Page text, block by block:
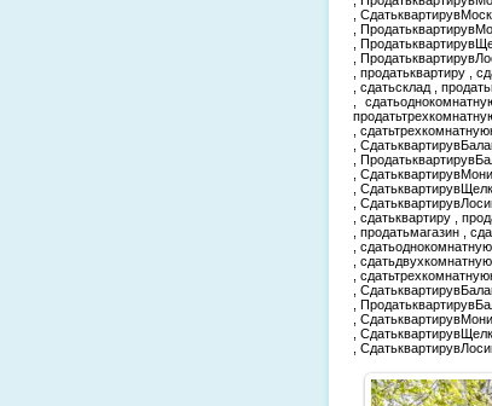
,
,
,
,
, продатьквартиру ,
, сдатьсклад ,
,
,
,
,
,
,
,
, сдатьквартиру ,
, продатьмагазин ,
,
,
,
,
,
,
,
,